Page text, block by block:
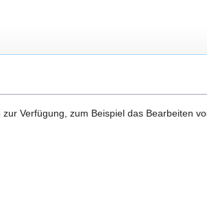
Verfügung, zum Beispiel das Bearbeiten